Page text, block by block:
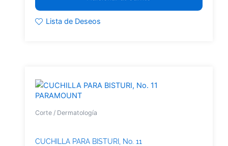
Lista de Deseos
PARAMOUNT
Corte / Dermatología
CUCHILLA PARA BISTURI, No. 11